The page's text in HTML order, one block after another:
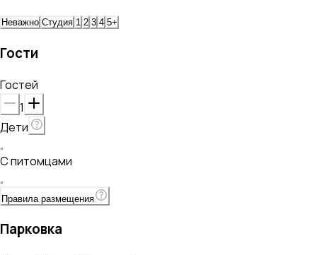
Неважно Студия 1 2 3 4 5+
Гости
Гостей
1
Дети
С питомцами
Правила размещения
Парковка